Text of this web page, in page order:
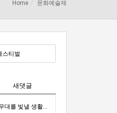
Home 문화예술제
스티벌
2026 차세대전문예술활동지원 <내일의 예술가> 시민심사단 모집(모집 완료 시까지)
새댓글
[2026 영덕 생활문화축제] 무대를 빛낼 생활문화 공…